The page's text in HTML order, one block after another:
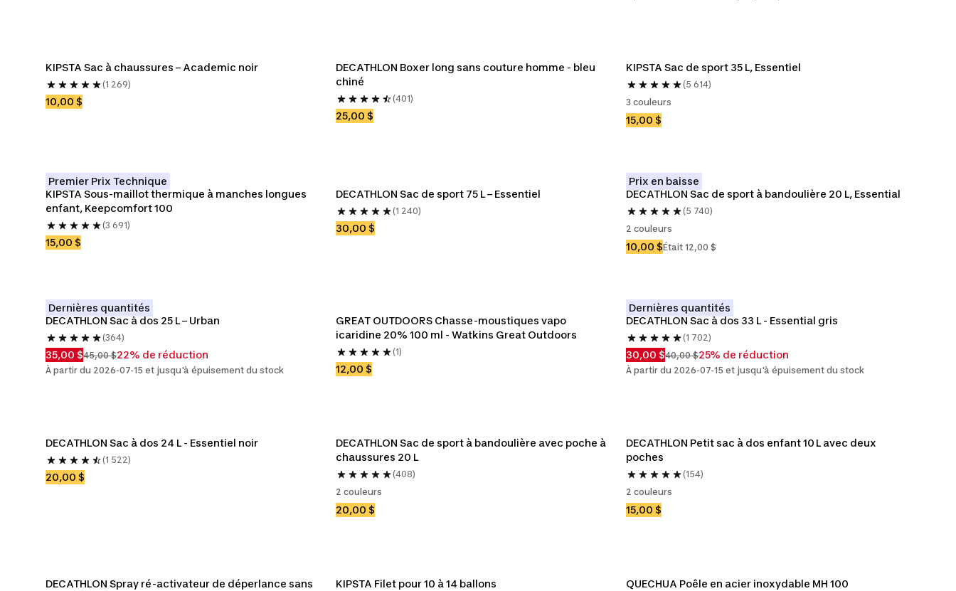
KIPSTA Sac à chaussures – Academic noir
(1 269)
10,00 $
DECATHLON Boxer long sans couture homme - bleu
chiné
(401)
25,00 $
KIPSTA Sac de sport 35 L, Essentiel
(5 614)
3 couleurs
15,00 $
Premier Prix Technique
KIPSTA Sous-maillot thermique à manches longues
enfant, Keepcomfort 100
(3 691)
15,00 $
DECATHLON Sac de sport 75 L – Essentiel
(1 240)
30,00 $
Prix en baisse
DECATHLON Sac de sport à bandoulière 20 L, Essential
(5 740)
2 couleurs
10,00 $Était 12,00 $
Dernières quantités
DECATHLON Sac à dos 25 L – Urban
(364)
35,00 $45,00 $22% de réduction
À partir du 2026-07-15 et jusqu'à épuisement du stock
GREAT OUTDOORS Chasse-moustiques vapo
icaridine 20% 100 ml - Watkins Great Outdoors
(1)
12,00 $
Dernières quantités
DECATHLON Sac à dos 33 L - Essential gris
(1 702)
30,00 $40,00 $25% de réduction
À partir du 2026-07-15 et jusqu'à épuisement du stock
DECATHLON Sac à dos 24 L - Essentiel noir
(1 522)
20,00 $
DECATHLON Sac de sport à bandoulière avec poche à
chaussures 20 L
(408)
2 couleurs
20,00 $
DECATHLON Petit sac à dos enfant 10 L avec deux
poches
(154)
2 couleurs
15,00 $
DECATHLON Spray ré-activateur de déperlance sans
KIPSTA Filet pour 10 à 14 ballons QUECHUA Poêle en acier inoxydable MH 100